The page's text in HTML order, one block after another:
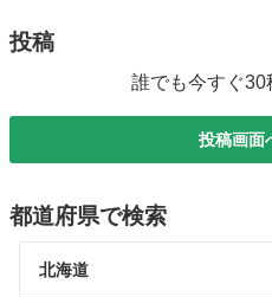
投稿
誰でも今すぐ30
投稿画面
都道府県で検索
北海道